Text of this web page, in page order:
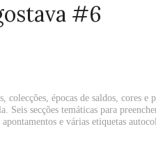
#6
épocas de saldos, cores e
secções temáticas para
e várias etiquetas